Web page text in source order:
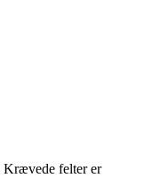
Krævede felter er